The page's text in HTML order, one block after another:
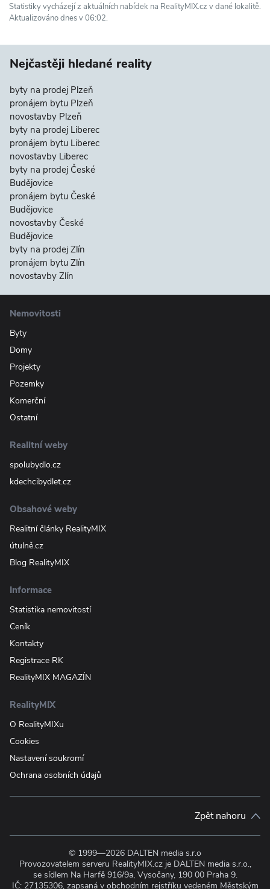
Statistiky vycházejí z aktuálních nabídek na RealityMIX.cz v dané lokalitě.
Aktualizováno dnes v 06:02.
Nejčastěji hledané reality
byty na prodej Plzeň
pronájem bytu Plzeň
novostavby Plzeň
byty na prodej Liberec
pronájem bytu Liberec
novostavby Liberec
byty na prodej České
Budějovice
pronájem bytu České
Budějovice
novostavby České
Budějovice
byty na prodej Zlín
pronájem bytu Zlín
novostavby Zlín
Nemovitosti
Byty
Domy
Projekty
Pozemky
Komerční
Ostatní
Realitní weby
spolubydlo.cz
kdechcibydlet.cz
Obsahové weby
Realitní články RealityMIX
útulně.cz
Blog RealityMIX
Informace
Statistika nemovitostí
Ceník
Kontakty
Registrace RK
RealityMIX MAGAZÍN
RealityMIX
O RealityMIXu
Cookies
Nastavení soukromí
Ochrana osobních údajů
Zpět nahoru
© 1999—2026 DALTEN media s.r.o
Provozovatelem serveru RealityMIX.cz je DALTEN media s.r.o.,
se sídlem Na Harfě 916/9a, Vysočany, 190 00 Praha 9.
IČ: 27135306, zapsaná v obchodním rejstříku vedeném Městským